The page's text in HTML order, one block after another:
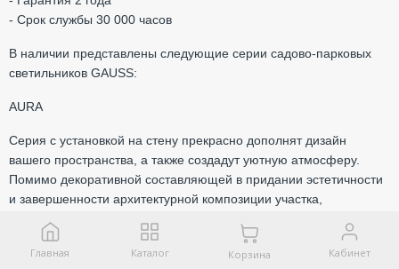
- Срок службы 30 000 часов
В наличии представлены следующие серии садово-парковых
светильников GAUSS:
AURA
Серия с установкой на стену прекрасно дополнят дизайн
вашего пространства, а также создадут уютную атмосферу.
Помимо декоративной составляющей в придании эстетичности
и завершенности архитектурной композиции участка,
пространстве в ночное время суток, выполняя задачу общего
освещения. Высокая пыле и влагонепроницаемость IP54, а
Главная Каталог Корзина Кабинет